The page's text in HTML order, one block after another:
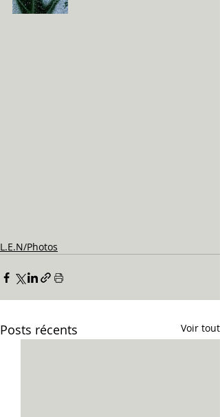
L.E.N/Photos
Posts récents Voir tout